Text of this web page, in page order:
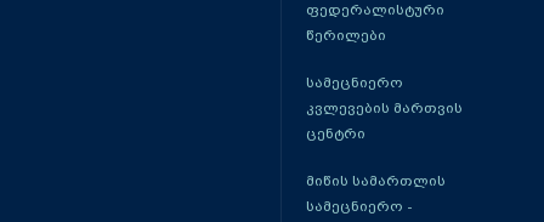
ფედერალისტური
წერილები
სამეცნიერო
კვლევების მართვის
ცენტრი
მიწის სამართლის
სამეცნიერო -